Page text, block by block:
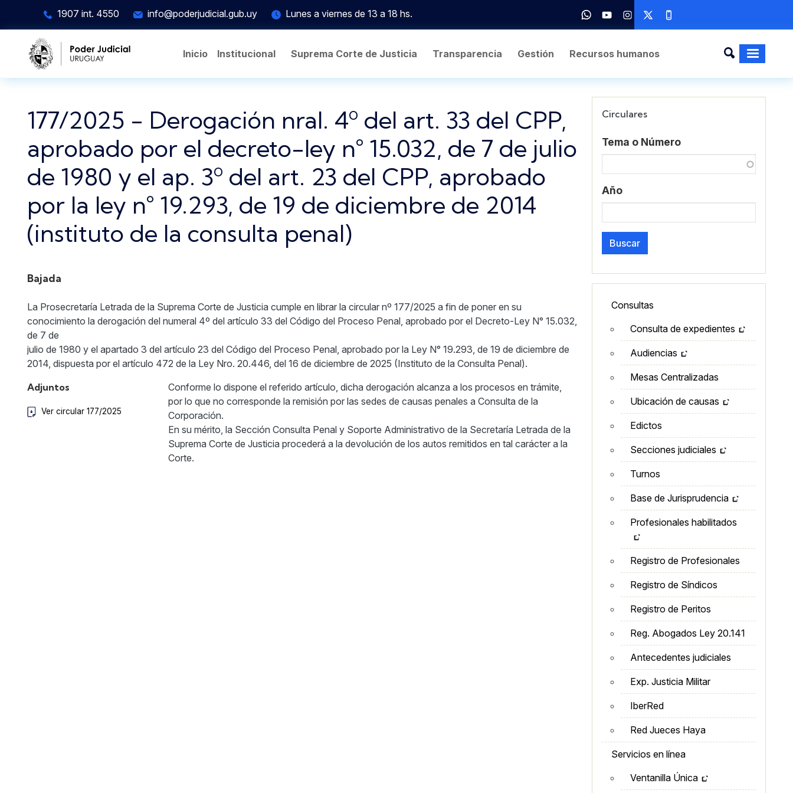
1907 int. 4550 info@poderjudicial.gub.uy Lunes a viernes de 13 a 18 hs.
Inicio Institucional Suprema Corte de Justicia Transparencia Gestión Recursos humanos
177/2025 - Derogación nral. 4º del art. 33 del CPP,
aprobado por el decreto-ley n° 15.032, de 7 de julio
de 1980 y el ap. 3º del art. 23 del CPP, aprobado
por la ley n° 19.293, de 19 de diciembre de 2014
(instituto de la consulta penal)
Bajada
La Prosecretaría Letrada de la Suprema Corte de Justicia cumple en librar la circular nº 177/2025 a fin de poner en su
conocimiento la derogación del numeral 4º del artículo 33 del Código del Proceso Penal, aprobado por el Decreto-Ley N° 15.032,
de 7 de
julio de 1980 y el apartado 3 del artículo 23 del Código del Proceso Penal, aprobado por la Ley N° 19.293, de 19 de diciembre de
2014, dispuesta por el artículo 472 de la Ley Nro. 20.446, del 16 de diciembre de 2025 (Instituto de la Consulta Penal).
Adjuntos
Ver circular 177/2025
Conforme lo dispone el referido artículo, dicha derogación alcanza a los procesos en trámite,
por lo que no corresponde la remisión por las sedes de causas penales a Consulta de la
Corporación.
En su mérito, la Sección Consulta Penal y Soporte Administrativo de la Secretaría Letrada de la
Suprema Corte de Justicia procederá a la devolución de los autos remitidos en tal carácter a la
Corte.
Circulares
Tema o Número
Año
Buscar
Lateral - Menú secundario
Consultas
Consulta de expedientes
Audiencias
Mesas Centralizadas
Ubicación de causas
Edictos
Secciones judiciales
Turnos
Base de Jurisprudencia
Profesionales habilitados
Registro de Profesionales
Registro de Síndicos
Registro de Peritos
Reg. Abogados Ley 20.141
Antecedentes judiciales
Exp. Justicia Militar
IberRed
Red Jueces Haya
Servicios en línea
Ventanilla Única